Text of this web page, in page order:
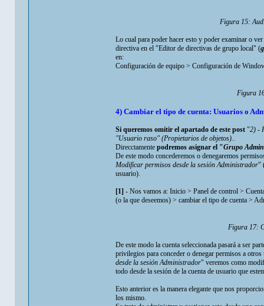
Figura 15:
Lo cual para poder hacer esto y poder examinar o
directiva en el "Editor de directivas de grupo local" (
en:
Configuración de equipo > Configuración de
Figura
4) Cambiar el tipo de cuenta: Usuarios o
Si queremos omitir el apartado de este post"2) -
"Usuario raso" (Propietarios de objetos)..
Direcctamentepodremos asignar el "Grupo
De este modo concederemos o denegaremos
Modificar permisos desde la sesión Administrador"
usuario).
[1]- Nos vamos a: Inicio > Panel de control >
(o la que deseemos) > cambiar el tipo de cuenta >
Figura 17:
De este modo la cuenta seleccionada pasará a ser
privilegios para conceder o denegar permisos a
desde la sesión Administrador" veremos como
todo desde la sesión de la cuenta de usuario que
Esto anterior es la manera elegante que nos
los mismo.